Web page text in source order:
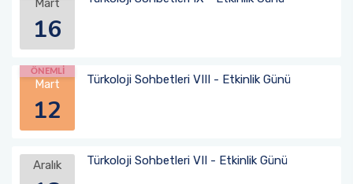
Mart
16
Mart
12
Türkoloji Sohbetleri VIII - Etkinlik Günü
ÖNEMLİ
Aralık Türkoloji Sohbetleri VII - Etkinlik Günü
"LÖSEV Fayda (Farkındalık, Yardımlaşma ve
"LÖSEV Faaliyetleri Tanıtım" Projesi Etkinliği
TEGV Ziyareti